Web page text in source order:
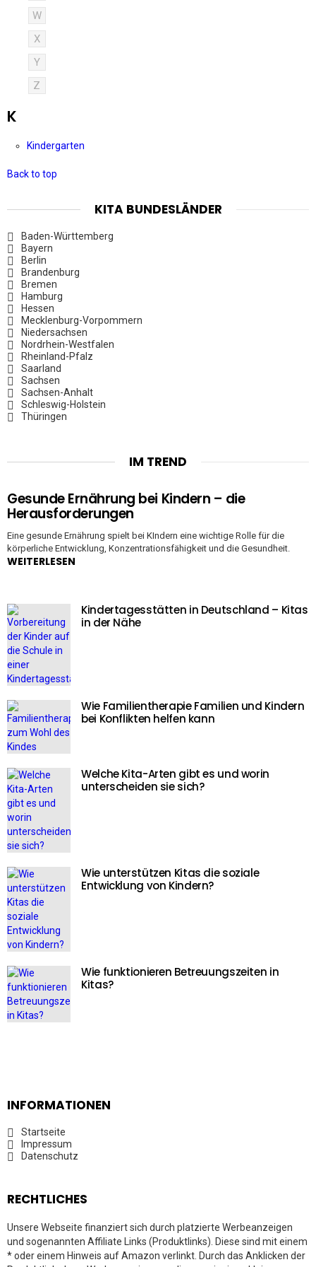
W
X
Y
Z
K
Kindergarten
Back to top
KITA BUNDESLÄNDER
Baden-Württemberg
Bayern
Berlin
Brandenburg
Bremen
Hamburg
Hessen
Mecklenburg-Vorpommern
Niedersachsen
Nordrhein-Westfalen
Rheinland-Pfalz
Saarland
Sachsen
Sachsen-Anhalt
Schleswig-Holstein
Thüringen
IM TREND
Gesunde Ernährung bei Kindern – die
Herausforderungen
Eine gesunde Ernährung spielt bei KIndern eine wichtige Rolle für die
körperliche Entwicklung, Konzentrationsfähigkeit und die Gesundheit.
WEITERLESEN
Kindertagesstätten in Deutschland – Kitas
in der Nähe
Wie Familientherapie Familien und Kindern
bei Konflikten helfen kann
Welche Kita-Arten gibt es und worin
unterscheiden sie sich?
Wie unterstützen Kitas die soziale
Entwicklung von Kindern?
Wie funktionieren Betreuungszeiten in
Kitas?
INFORMATIONEN
Startseite
Impressum
Datenschutz
RECHTLICHES
Unsere Webseite finanziert sich durch platzierte Werbeanzeigen
und sogenannten Affiliate Links (Produktlinks). Diese sind mit einem
* oder einem Hinweis auf Amazon verlinkt. Durch das Anklicken der